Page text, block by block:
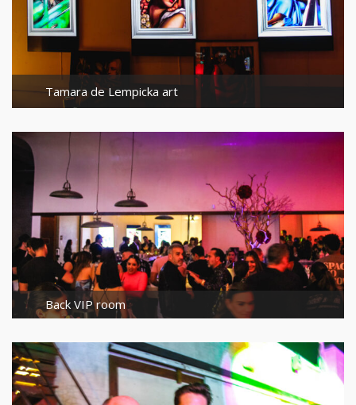
Tamara de Lempicka art
Back VIP room